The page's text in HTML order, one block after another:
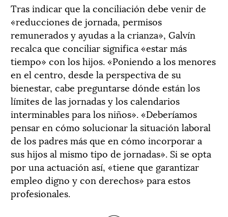
Tras indicar que la conciliación debe venir de
«reducciones de jornada, permisos
remunerados y ayudas a la crianza», Galvín
recalca que conciliar significa «estar más
tiempo» con los hijos. «Poniendo a los menores
en el centro, desde la perspectiva de su
bienestar, cabe preguntarse dónde están los
límites de las jornadas y los calendarios
interminables para los niños». «Deberíamos
pensar en cómo solucionar la situación laboral
de los padres más que en cómo incorporar a
sus hijos al mismo tipo de jornadas». Si se opta
por una actuación así, «tiene que garantizar
empleo digno y con derechos» para estos
profesionales.